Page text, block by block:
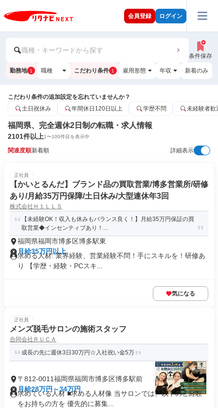
会員登録 ログイン
職種・キーワードから探す
条件保存
勤務地 1 職種 こだわり条件 1 雇用形態 年収 新着のみ
こだわり条件の追加設定を忘れていませんか？
土日祝休み
年間休日120日以上 学歴不問 未経験者歓
福岡県、完全週休2日制の転職・求人情報
2101件以上1〜100件目を表示中
関連度順新着順 詳細表示
正社員
【かいとるんだ】ブランド品の買取営業/博多営業所/研修
あり/月給35万円保障/土日休み/大型連休年3回
株式会社Ｈ１ＬＬＳ
【未経験OK！収入も休みもバランス良く！】月給35万円保証の買
取営業◆インセンティブあり！...
福岡県福岡市博多区博多駅東
月給35万円以上
求める人材: 業界経験、営業経験不問！手にスキルを！研修あ
り 【学歴・経験・PCスキ...
気になる
正社員
メンズ脱毛サロンの施術スタッフ
合同会社ＲＵＣＡ
成長の先に週休3日30万円☆入社祝い金5万
〒812-0011福岡県福岡市博多区博多駅前
月給28万円～34万円
求めている人材 ■求める人材像 当サロンでは、以下のご経験
をお持ちの方を 優先的に募集...